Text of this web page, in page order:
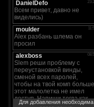
Для добавления необходима